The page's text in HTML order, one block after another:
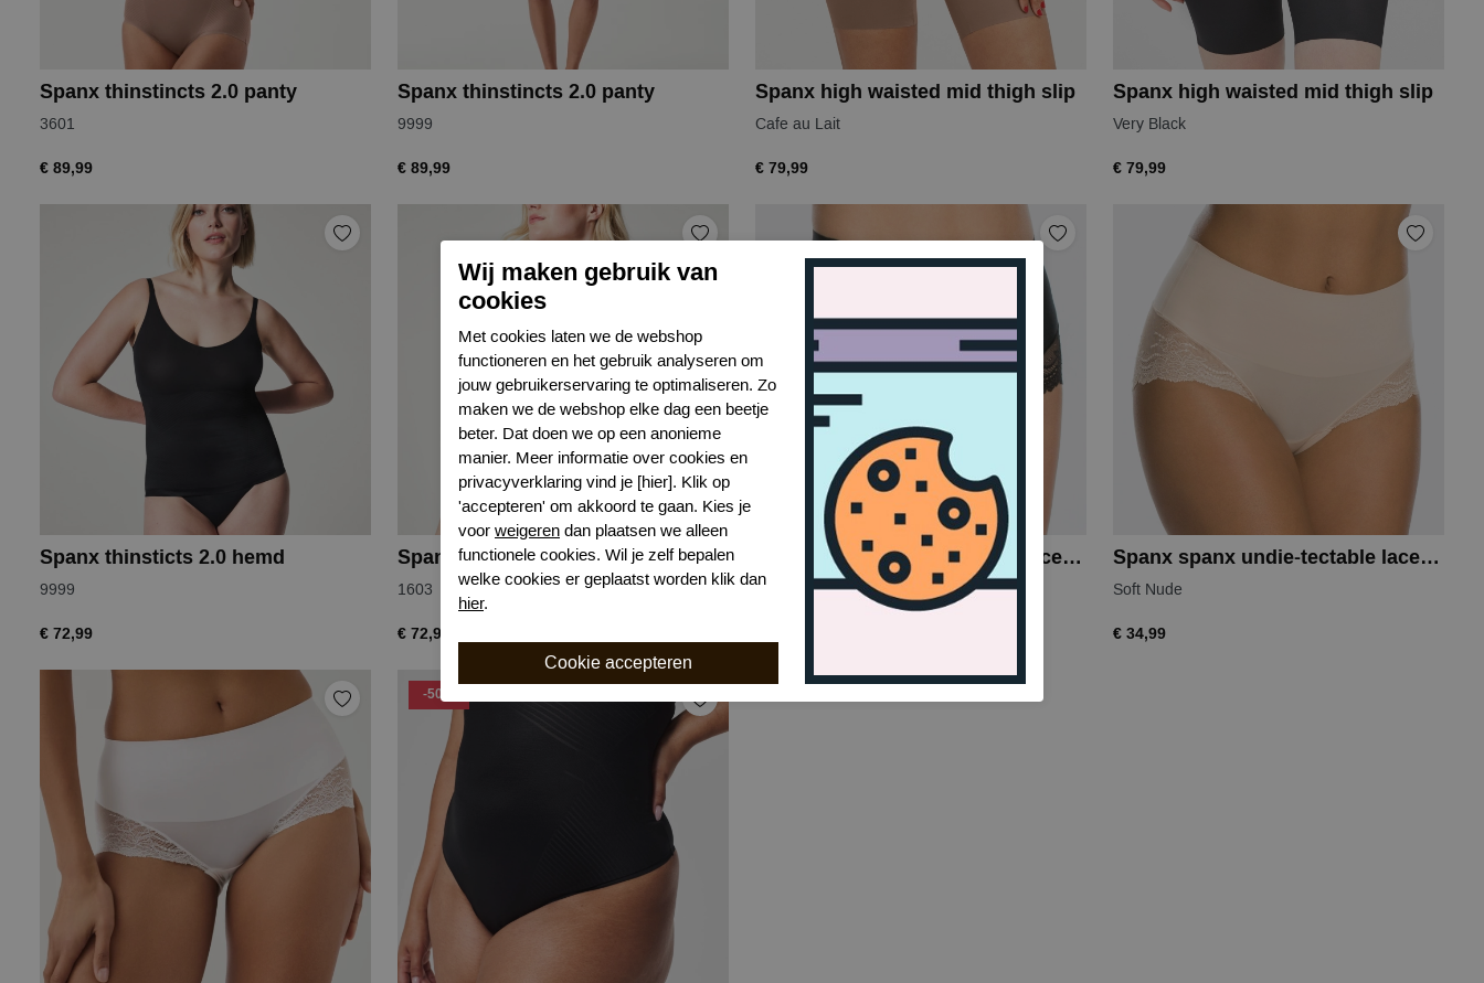
Spanx thinstincts 2.0 panty
3601
€ 89,99
Spanx thinstincts 2.0 panty
9999
€ 89,99
Spanx high waisted mid thigh slip
Cafe au Lait
€ 79,99
Spanx high waisted mid thigh slip
Very Black
€ 79,99
Spanx thinsticts 2.0 hemd
9999
€ 72,99
Spanx thinsticts 2.0 hemd
1603
€ 72,99
Spanx spanx undie-tectable lace hi-hipster
Very Black
Spanx spanx undie-tectable lace hi-hipster
Soft Nude
€ 34,99
-50%
Wij maken gebruik van
cookies
Met cookies laten we de webshop
functioneren en het gebruik analyseren om
jouw gebruikerservaring te optimaliseren. Zo
maken we de webshop elke dag een beetje
beter. Dat doen we op een anonieme
manier. Meer informatie over cookies en
privacyverklaring vind je [hier]. Klik op
'accepteren' om akkoord te gaan. Kies je
voor weigeren dan plaatsen we alleen
functionele cookies. Wil je zelf bepalen
welke cookies er geplaatst worden klik dan
hier.